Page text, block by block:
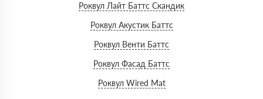
Роквул Лайт Баттс Скандик
Роквул Акустик Баттс
Роквул Венти Баттс
Роквул Фасад Баттс
Роквул Wired Mat